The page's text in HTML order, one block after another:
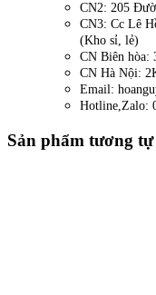
CN2: 205
CN3: Cc Lê
(Kho sỉ, lẻ)
CN Biên hòa:
CN Hà Nội:
Email:
Hotline,Zalo:
Sản phẩm tương tự